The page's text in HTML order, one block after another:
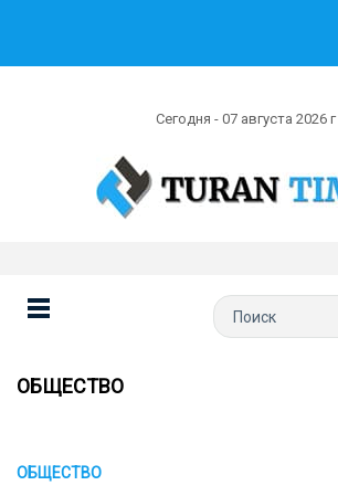
Сегодня - 07 августа 2026 г
ОБЩЕСТВО
ОБЩЕСТВО